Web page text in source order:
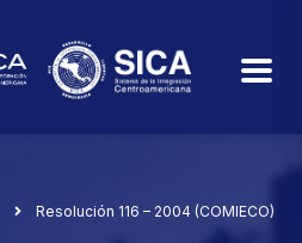
Resolución 116 – 2004 (COMIECO)